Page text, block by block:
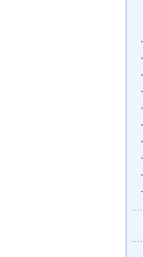
·
·
·
·
·
·
·
·
·
·